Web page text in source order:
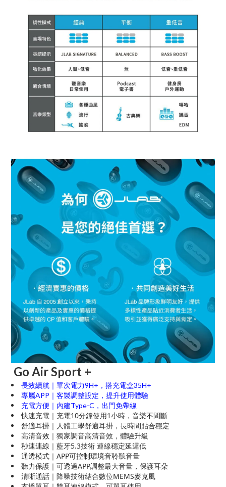
Go Air Sport +
長效續航｜單次電力9H+，搭充電盒35H+
專屬APP｜客製調整設定，提升使用體驗
充電方便｜內建Type-C，出門免帶線
快速充電｜充電10分鐘使用1小時，音樂不間斷
舒適耳掛｜人體工學舒適耳掛，長時間貼合穩定
高清音效｜獨家調音高清音效，體驗升級
秒速連線｜藍牙5.3技術 連線穩定延遲低
通透模式｜APP可控制環境音聆聽音量
聽力保護｜可透過APP調整最大音量，保護耳朵
清晰通話｜降噪技術結合數位MEMS麥克風